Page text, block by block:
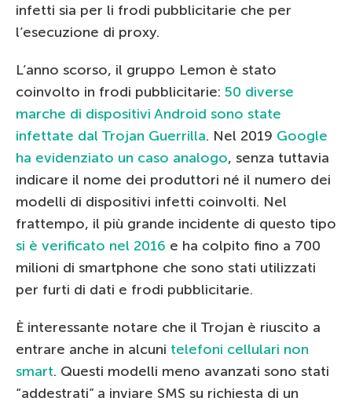
infetti sia per li frodi pubblicitarie che per
l’esecuzione di proxy.
L’anno scorso, il gruppo Lemon è stato
coinvolto in frodi pubblicitarie: 50 diverse
marche di dispositivi Android sono state
infettate dal Trojan Guerrilla. Nel 2019 Google
ha evidenziato un caso analogo, senza tuttavia
indicare il nome dei produttori né il numero dei
modelli di dispositivi infetti coinvolti. Nel
frattempo, il più grande incidente di questo tipo
si è verificato nel 2016 e ha colpito fino a 700
milioni di smartphone che sono stati utilizzati
per furti di dati e frodi pubblicitarie.
È interessante notare che il Trojan è riuscito a
entrare anche in alcuni telefoni cellulari non
smart. Questi modelli meno avanzati sono stati
“addestrati” a inviare SMS su richiesta di un